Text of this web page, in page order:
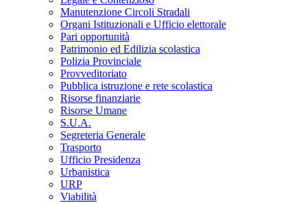
Manutenzione Circoli Stradali
Organi Istituzionali e Ufficio elettorale
Pari opportunità
Patrimonio ed Edilizia scolastica
Polizia Provinciale
Provveditoriato
Pubblica istruzione e rete scolastica
Risorse finanziarie
Risorse Umane
S.U.A.
Segreteria Generale
Trasporto
Ufficio Presidenza
Urbanistica
URP
Viabilità